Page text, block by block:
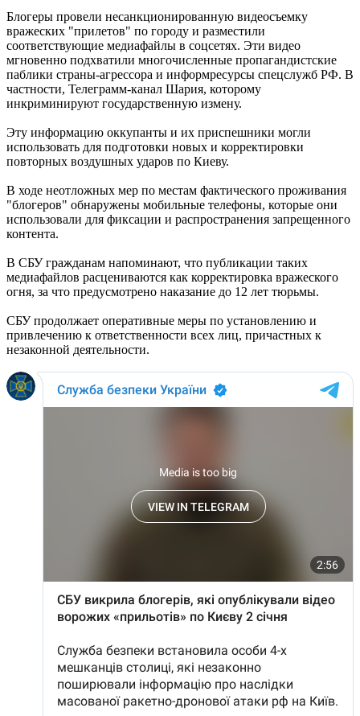
Блогеры провели несанкционированную видеосъемку
вражеских "прилетов" по городу и разместили
соответствующие медиафайлы в соцсетях. Эти видео
мгновенно подхватили многочисленные пропагандистские
паблики страны-агрессора и информресурсы спецслужб РФ. В
частности, Телеграмм-канал Шария, которому
инкриминируют государственную измену.
Эту информацию оккупанты и их приспешники могли
использовать для подготовки новых и корректировки
повторных воздушных ударов по Киеву.
В ходе неотложных мер по местам фактического проживания
"блогеров" обнаружены мобильные телефоны, которые они
использовали для фиксации и распространения запрещенного
контента.
В СБУ гражданам напоминают, что публикации таких
медиафайлов расцениваются как корректировка вражеского
огня, за что предусмотрено наказание до 12 лет тюрьмы.
СБУ продолжает оперативные меры по установлению и
привлечению к ответственности всех лиц, причастных к
незаконной деятельности.